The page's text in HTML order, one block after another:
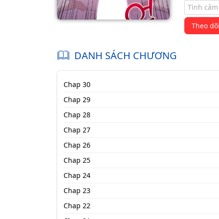
Tình cảm
Theo
DANH SÁCH CHƯƠNG
Chap 30
Chap 29
Chap 28
Chap 27
Chap 26
Chap 25
Chap 24
Chap 23
Chap 22